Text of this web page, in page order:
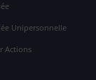
Unipersonnelle
Actions